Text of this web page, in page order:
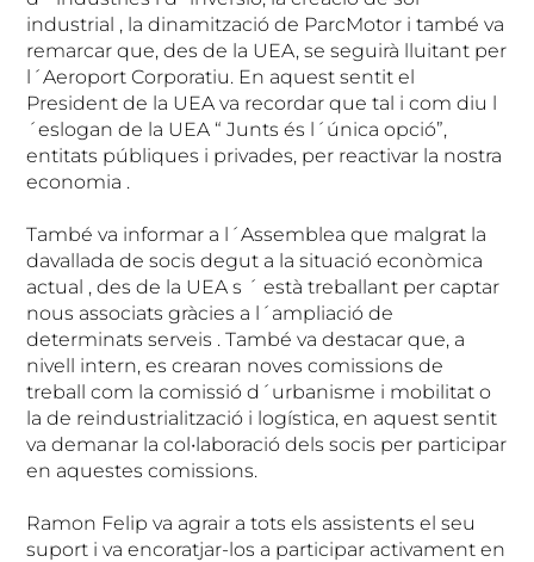
industrial , la dinamització de ParcMotor i també va
remarcar que, des de la UEA, se seguirà lluitant per
l´Aeroport Corporatiu. En aquest sentit el
President de la UEA va recordar que tal i com diu l
´eslogan de la UEA “ Junts és l´única opció”,
entitats públiques i privades, per reactivar la nostra
economia .
També va informar a l´Assemblea que malgrat la
davallada de socis degut a la situació econòmica
actual , des de la UEA s ´ està treballant per captar
nous associats gràcies a l´ampliació de
determinats serveis . També va destacar que, a
nivell intern, es crearan noves comissions de
treball com la comissió d´urbanisme i mobilitat o
la de reindustrialització i logística, en aquest sentit
va demanar la col•laboració dels socis per participar
en aquestes comissions.
Ramon Felip va agrair a tots els assistents el seu
suport i va encoratjar-los a participar activament en